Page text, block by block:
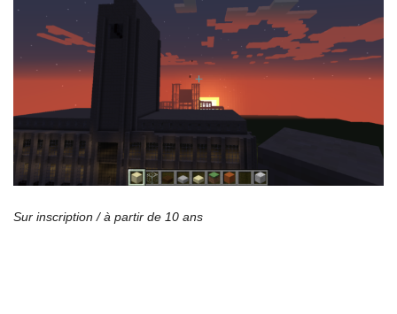
Sur inscription / à partir de 10 ans